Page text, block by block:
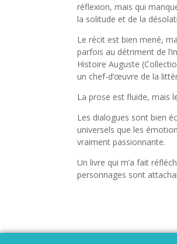
réflexion, mais qui
la solitude et de la
Le récit est bien mené,
parfois au détriment de
Histoire Auguste
un chef-d’œuvre de la
La prose est fluide, mais
Les dialogues sont bien
universels que les
vraiment passionnante.
Un livre qui m’a fait
personnages sont